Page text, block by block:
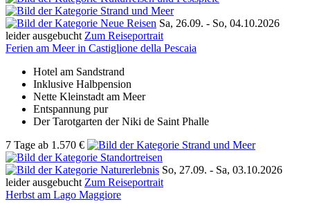
Sa, 26.09. - So, 04.10.2026
leider ausgebucht Zum Reiseportrait
Ferien am Meer in Castiglione della Pescaia
Hotel am Sandstrand
Inklusive Halbpension
Nette Kleinstadt am Meer
Entspannung pur
Der Tarotgarten der Niki de Saint Phalle
7 Tage ab 1.570 €
So, 27.09. - Sa, 03.10.2026
leider ausgebucht Zum Reiseportrait
Herbst am Lago Maggiore